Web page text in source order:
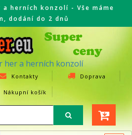
a herních konzolí - Vše máme
dodání do 2 dnů
her a herních konzolí
Kontakty Doprava
Nákupní košík